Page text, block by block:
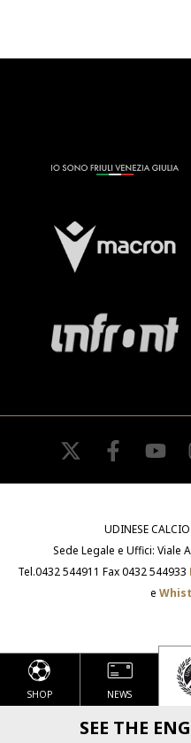
SHOP NEWS
SEE THE
twitter facebook
UDINESE
Sede Legale e Uffici: Viale
Tel.0432 544911 Fax 0432 544933
e
Informativa sulla
Le tue